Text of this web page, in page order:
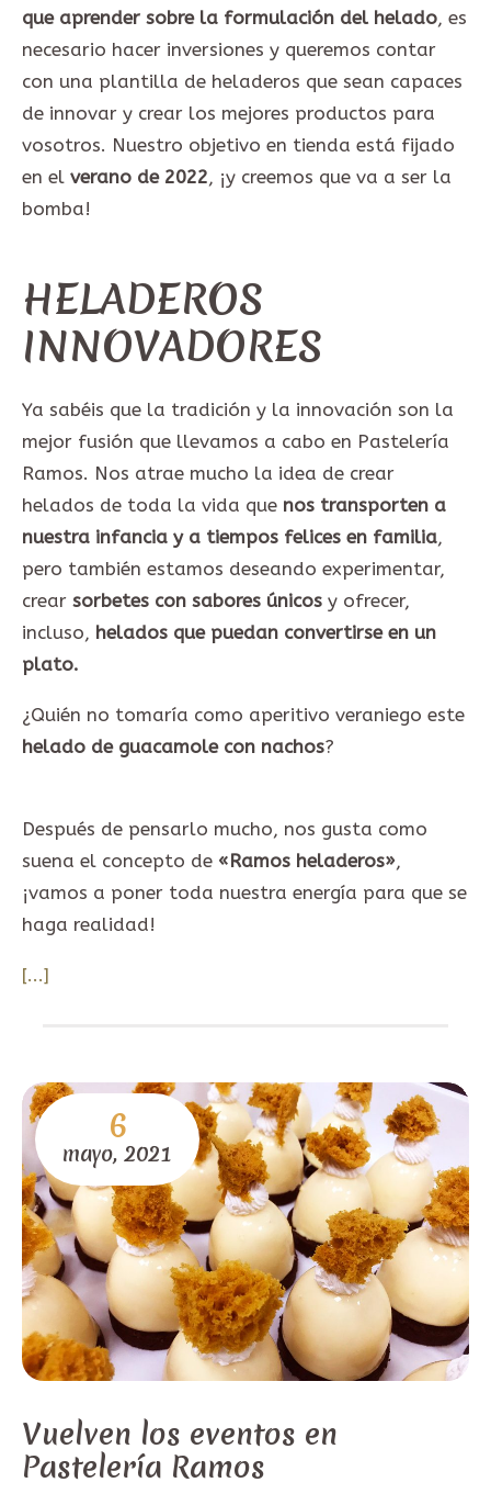
que aprender sobre la formulación del helado, es
necesario hacer inversiones y queremos contar
con una plantilla de heladeros que sean capaces
de innovar y crear los mejores productos para
vosotros. Nuestro objetivo en tienda está fijado
en el verano de 2022, ¡y creemos que va a ser la
bomba!
HELADEROS
INNOVADORES
Ya sabéis que la tradición y la innovación son la
mejor fusión que llevamos a cabo en Pastelería
Ramos. Nos atrae mucho la idea de crear
helados de toda la vida que nos transporten a
nuestra infancia y a tiempos felices en familia,
pero también estamos deseando experimentar,
crear sorbetes con sabores únicos y ofrecer,
incluso, helados que puedan convertirse en un
plato.
¿Quién no tomaría como aperitivo veraniego este
helado de guacamole con nachos?
Después de pensarlo mucho, nos gusta como
suena el concepto de «Ramos heladeros»,
¡vamos a poner toda nuestra energía para que se
haga realidad!
[...]
6
mayo, 2021
Vuelven los eventos en
Pastelería Ramos